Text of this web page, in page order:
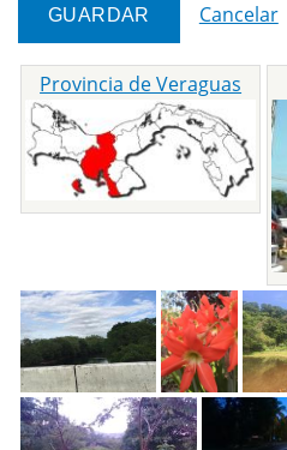
Cancelar
Provincia de Veraguas